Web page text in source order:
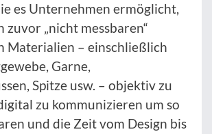
es Unternehmen ermöglicht,
zuvor „nicht messbaren“
Materialien – einschließlich
Garne,
Spitze usw. – objektiv zu
zu kommunizieren um so
und die Zeit vom Design bis